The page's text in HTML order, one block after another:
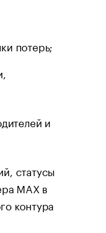
потерь;
и
статусы
MAX в
контура